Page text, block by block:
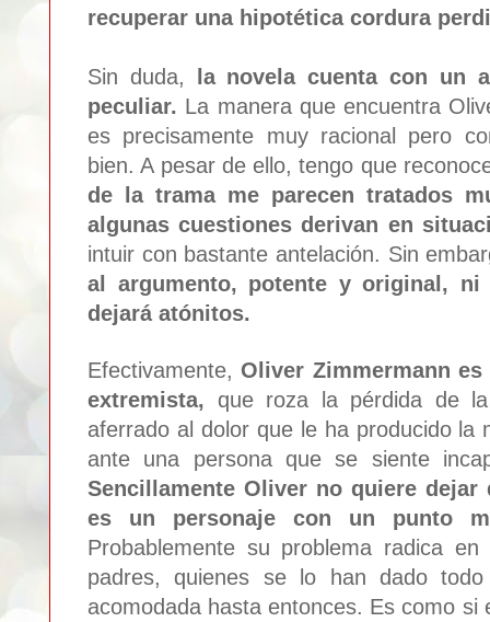
recuperar una hipotética cordura
Sin duda, la novela cuenta con un
peculiar. La manera que encuentra
es precisamente muy racional pero
bien. A pesar de ello, tengo que
de la trama me parecen tratados
algunas cuestiones derivan en
intuir con bastante antelación. Sin
al argumento, potente y original,
dejará atónitos.
Efectivamente, Oliver Zimmermann
extremista, que roza la pérdida de
aferrado al dolor que le ha producido la
ante una persona que se siente
Sencillamente Oliver no quiere
es un personaje con un punto
Probablemente su problema radica
padres, quienes se lo han dado
acomodada hasta entonces. Es como